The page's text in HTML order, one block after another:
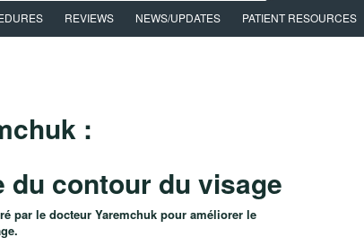
REVIEWS NEWS/UPDATES PATIENT RESOURCES
:
du contour du visage
par le docteur Yaremchuk pour améliorer le